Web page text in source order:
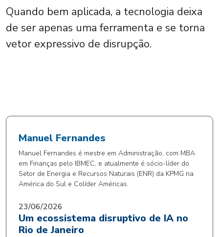
Quando bem aplicada, a tecnologia deixa
de ser apenas uma ferramenta e se torna
vetor expressivo de disrupção.
Manuel Fernandes
Manuel Fernandes é mestre em Administração, com MBA
em Finanças pelo IBMEC, e atualmente é sócio-líder do
Setor de Energia e Recursos Naturais (ENR) da KPMG na
América do Sul e Colíder Américas.
23/06/2026
Um ecossistema disruptivo de IA no
Rio de Janeiro